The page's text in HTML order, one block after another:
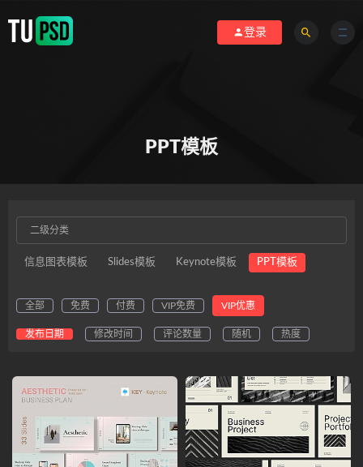
登录
PPT模板
二级分类
信息图表模板 Slides模板 Keynote模板 PPT模板
全部 免费 付费 VIP免费 VIP优惠
发布日期 修改时间 评论数量 随机 热度